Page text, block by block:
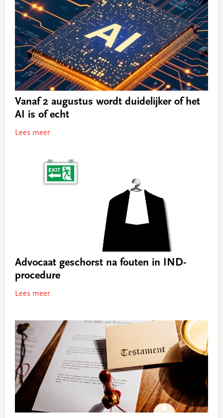
Vanaf 2 augustus wordt duidelijker of het
AI is of echt
Lees meer
Advocaat geschorst na fouten in IND-
procedure
Lees meer